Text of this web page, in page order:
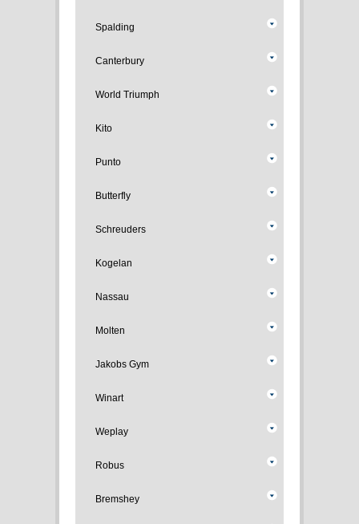
Spalding
Canterbury
World Triumph
Kito
Punto
Butterfly
Schreuders
Kogelan
Nassau
Molten
Jakobs Gym
Winart
Weplay
Robus
Bremshey